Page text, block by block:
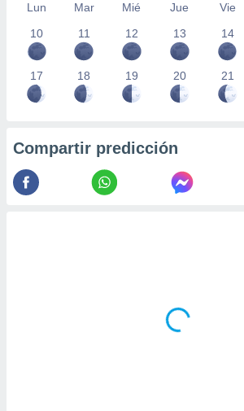
Lun Mar Mié Jue Vie
10
11 12 13 14
17 18 19 20 21
Compartir predicción